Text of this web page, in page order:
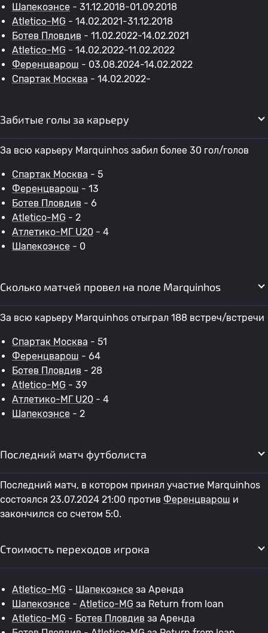
Шапекоэнсе - 31.12.2018-01.09.2018
Atletico-MG - 14.02.2021-31.12.2018
Ботев Пловдив - 11.02.2022-14.02.2021
Atletico-MG - 14.02.2022-11.02.2022
Ференцварош - 03.08.2024-14.02.2022
Спартак Москва - 14.02.2022-
Забитые голы за карьеру
За всю карьеру Marquinhos забил более 30 гол/голов
Спартак Москва - 5
Ференцварош - 13
Ботев Пловдив - 6
Atletico-MG - 2
Атлетико-МГ U20 - 4
Шапекоэнсе - 0
Сколько матчей провел на поле Marquinhos
За всю карьеру Marquinhos отыграл 188 встреч/встречи
Спартак Москва - 51
Ференцварош - 64
Ботев Пловдив - 28
Atletico-MG - 39
Атлетико-МГ U20 - 4
Шапекоэнсе - 2
Последний матч футболиста
Последний матч, в котором принял участие Marquinhos
состоялся 23.07.2024 21:00 против Ференцварош и
закончился со счетом 5:0.
Стоимость переходов игрока
Atletico-MG - Шапекоэнсе за Аренда
Шапекоэнсе - Atletico-MG за Return from loan
Atletico-MG - Ботев Пловдив за Аренда